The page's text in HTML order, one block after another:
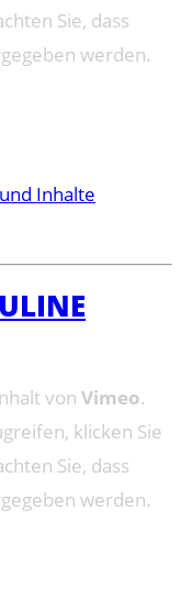
Sie, dass
werden.
Inhalte
von Vimeo.
klicken Sie
Sie, dass
werden.